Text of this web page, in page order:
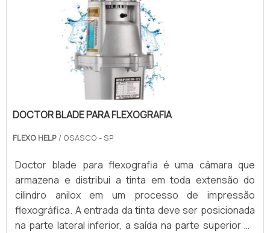
DOCTOR BLADE PARA FLEXOGRAFIA
FLEXO HELP / OSASCO - SP
Doctor blade para flexografia é uma câmara que
armazena e distribui a tinta em toda extensão do
cilindro anilox em um processo de impressão
flexográfica. A entrada da tinta deve ser posicionada
na parte lateral inferior, a saída na parte superior na